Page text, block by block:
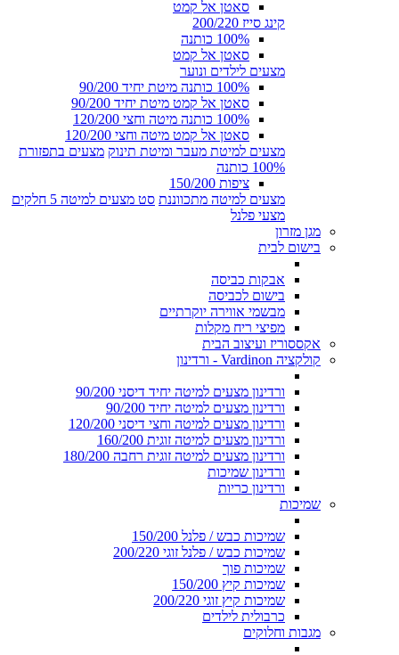
סאטן אל קמט
קינג סייז 200/220
100% כותנה
סאטן אל קמט
מצעים לילדים ונוער
100% כותנה מיטת יחיד 90/200
סאטן אל קמט מיטת יחיד 90/200
100% כותנה מיטה וחצי 120/200
סאטן אל קמט מיטה וחצי 120/200
מצעים למיטת מעבר ומיטת תינוק מצעים בתפזורת
100% כותנה
ציפות 150/200
מצעים למיטה מתכווננת סט מצעים למיטה 5 חלקים
מצעי פלנל
מגן מזרון
בישום לבית
אבקות כביסה
בישום לכביסה
מבשמי אווירה יוקרתיים
מפיצי ריח מקלות
אקססוריז ועיצוב הבית
קולקציה Vardinon - ורדינון
ורדינון מצעים למיטה יחיד דיסני 90/200
ורדינון מצעים למיטה יחיד 90/200
ורדינון מצעים למיטה וחצי דיסני 120/200
ורדינון מצעים למיטה זוגית 160/200
ורדינון מצעים למיטה זוגית רחבה 180/200
ורדינון שמיכות
ורדינון כריות
שמיכות
שמיכות כבש / פלנל 150/200
שמיכות כבש / פלנל זוגי 200/220
שמיכות פוך
שמיכות קיץ 150/200
שמיכות קיץ זוגי 200/220
כרבולית לילדים
מגבות וחלוקים